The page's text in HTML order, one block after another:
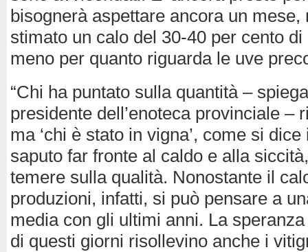
bisognerà aspettare ancora un mese,
stimato un calo del 30-40 per cento
meno per quanto riguarda le uve
“Chi ha puntato sulla quantità –
presidente dell’enoteca provinciale –
ma ‘chi è stato in vigna’, come si
saputo far fronte al caldo e alla
temere sulla qualità. Nonostante il
produzioni, infatti, si può pensare a
media con gli ultimi anni. La
di questi giorni risollevino anche i